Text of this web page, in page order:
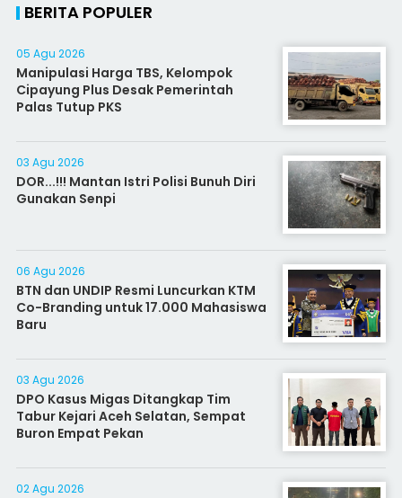
BERITA POPULER
05 Agu 2026
Manipulasi Harga TBS, Kelompok
Cipayung Plus Desak Pemerintah
Palas Tutup PKS
03 Agu 2026
DOR...!!! Mantan Istri Polisi Bunuh Diri
Gunakan Senpi
06 Agu 2026
BTN dan UNDIP Resmi Luncurkan KTM
Co-Branding untuk 17.000 Mahasiswa
Baru
03 Agu 2026
DPO Kasus Migas Ditangkap Tim
Tabur Kejari Aceh Selatan, Sempat
Buron Empat Pekan
02 Agu 2026